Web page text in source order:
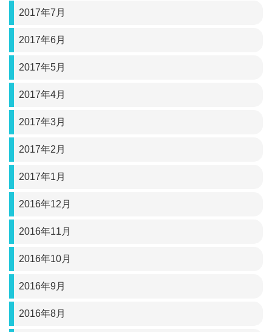
2017年7月
2017年6月
2017年5月
2017年4月
2017年3月
2017年2月
2017年1月
2016年12月
2016年11月
2016年10月
2016年9月
2016年8月